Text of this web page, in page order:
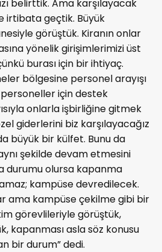
belirttik. Ama karşılayacak
irtibata geçtik. Büyük
görüştük. Kiranın onlar
yönelik girişimlerimizi üst
burası için bir ihtiyaç.
bölgesine personel arayışı
için destek
onlarla işbirliğine gitmek
giderlerini biz karşılayacağız
büyük bir külfet. Bunu da
şekilde devam etmesini
durumu olursa kapanma
kampüse devredilecek.
ama kampüse çekilme gibi bir
görevlileriyle görüştük,
kapanması asla söz konusu
bir durum” dedi.